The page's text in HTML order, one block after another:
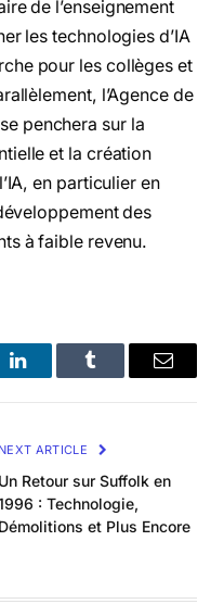
de l’enseignement
les technologies d’IA
pour les collèges et
l’Agence de
penchera sur la
et la création
en particulier en
des
à faible revenu.
LinkedInTumblr Email
NEXT ARTICLE
Un Retour sur Suffolk en
: Technologie,
Démolitions et Plus Encore